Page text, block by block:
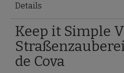
Details
Keep it Simple
de Cova